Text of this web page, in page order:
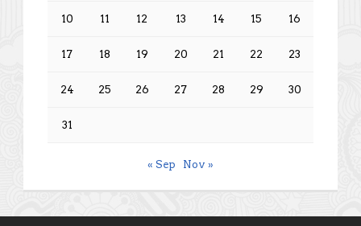
10 11 12 13 14 15 16
17 18 19 20 21 22 23
24 25 26 27 28 29 30
31
« Sep Nov »